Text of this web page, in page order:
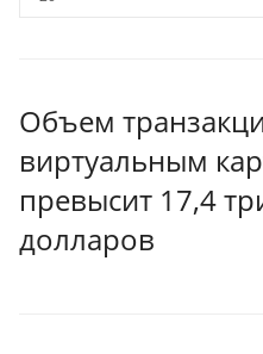
Объем
виртуальным
превысит 17,4
долларов